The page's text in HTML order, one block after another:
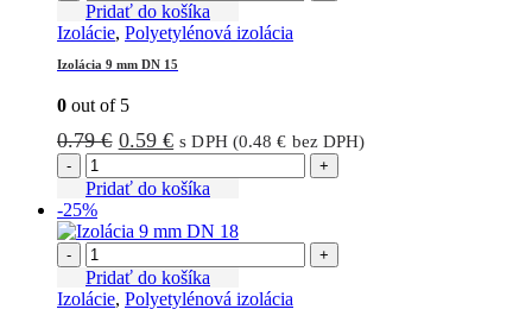
Pridať do košíka
Izolácie, Polyetylénová izolácia
Izolácia 9 mm DN 15
0 out of 5
0.79€ Pôvodná
bola:
0.59€Aktuálna
je:
s DPH (0.48€ bez DPH)
- +
Pridať do košíka
-25%
- +
Pridať do košíka
Izolácie, Polyetylénová izolácia